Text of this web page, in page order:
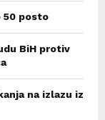
50 posto
BiH protiv
na izlazu iz